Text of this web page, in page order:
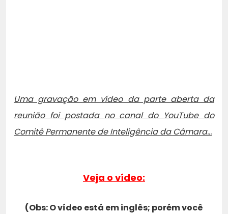
Uma gravação em vídeo da parte aberta da
reunião foi postada no canal do YouTube do
Comitê Permanente de Inteligência da Câmara…
Veja o vídeo:
(Obs: O vídeo está em inglês; porém você